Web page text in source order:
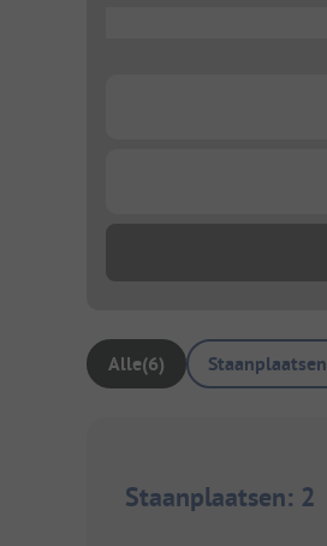
Alle(6) Staanplaatsen
Staanplaatsen: 2